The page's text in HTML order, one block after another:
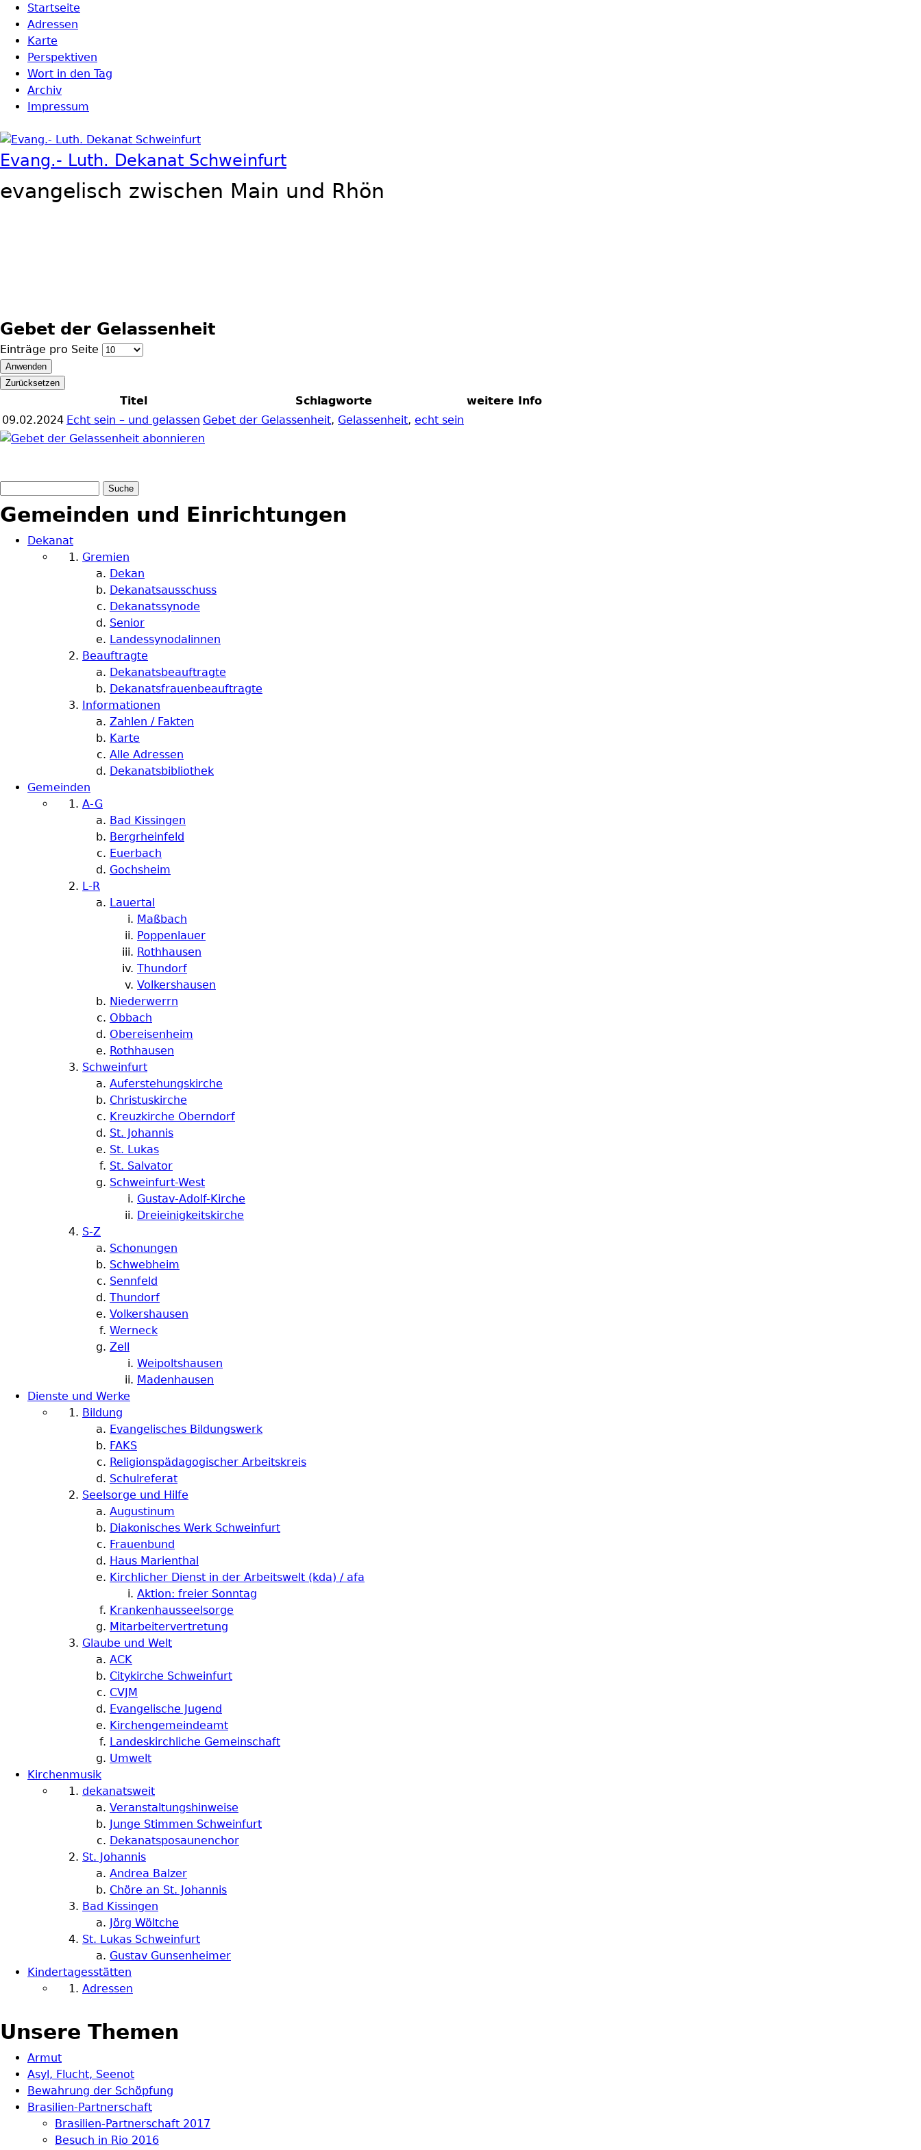
Direkt zum Inhalt
Hauptmenü
Startseite
Adressen
Karte
Perspektiven
Wort in den Tag
Archiv
Impressum
Evang.- Luth. Dekanat Schweinfurt
evangelisch zwischen Main und Rhön
Gebet der Gelassenheit
Einträge pro Seite
Titel Schlagworte
weitere Info
09.02.2024 Echt sein – und gelassen Gebet der Gelassenheit, Gelassenheit, echt sein
Suchformular
Gemeinden und Einrichtungen
Dekanat
Gremien
Dekan
Dekanatsausschuss
Dekanatssynode
Senior
Landessynodalinnen
Beauftragte
Dekanatsbeauftragte
Dekanatsfrauenbeauftragte
Informationen
Zahlen / Fakten
Karte
Alle Adressen
Dekanatsbibliothek
Gemeinden
A-G
Bad Kissingen
Bergrheinfeld
Euerbach
Gochsheim
L-R
Lauertal
Maßbach
Poppenlauer
Rothhausen
Thundorf
Volkershausen
Niederwerrn
Obbach
Obereisenheim
Rothhausen
Schweinfurt
Auferstehungskirche
Christuskirche
Kreuzkirche Oberndorf
St. Johannis
St. Lukas
St. Salvator
Schweinfurt-West
Gustav-Adolf-Kirche
Dreieinigkeitskirche
S-Z
Schonungen
Schwebheim
Sennfeld
Thundorf
Volkershausen
Werneck
Zell
Weipoltshausen
Madenhausen
Dienste und Werke
Bildung
Evangelisches Bildungswerk
FAKS
Religionspädagogischer Arbeitskreis
Schulreferat
Seelsorge und Hilfe
Augustinum
Diakonisches Werk Schweinfurt
Frauenbund
Haus Marienthal
Kirchlicher Dienst in der Arbeitswelt (kda) / afa
Aktion: freier Sonntag
Krankenhausseelsorge
Mitarbeitervertretung
Glaube und Welt
ACK
Citykirche Schweinfurt
CVJM
Evangelische Jugend
Kirchengemeindeamt
Landeskirchliche Gemeinschaft
Umwelt
Kirchenmusik
dekanatsweit
Veranstaltungshinweise
Junge Stimmen Schweinfurt
Dekanatsposaunenchor
St. Johannis
Andrea Balzer
Chöre an St. Johannis
Bad Kissingen
Jörg Wöltche
St. Lukas Schweinfurt
Gustav Gunsenheimer
Kindertagesstätten
Adressen
Unsere Themen
Armut
Asyl, Flucht, Seenot
Bewahrung der Schöpfung
Brasilien-Partnerschaft
Brasilien-Partnerschaft 2017
Besuch in Rio 2016